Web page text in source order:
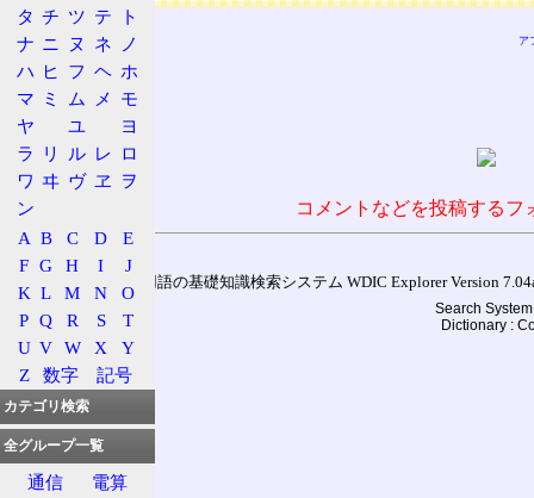
ア
コメントなどを投稿する
通信用語の基礎知識検索システム WDIC Explorer Version
Search
Dictionary :
タ チ ツ テ
ト
ナ ニ ヌ ネ
ノ
ハ ヒ フ ヘ ホ
マ ミ ム メ
モ
ヤ
ユ
ヨ
ラ
リ ル レ ロ
ワ ヰ ヴ ヱ
ヲ
ン
A B C D
E
F G H I
J
K L M N
O
P Q R S
T
U V W X
Y
Z
数字 記号
カテゴリ検索
全グループ一覧
通信
電算